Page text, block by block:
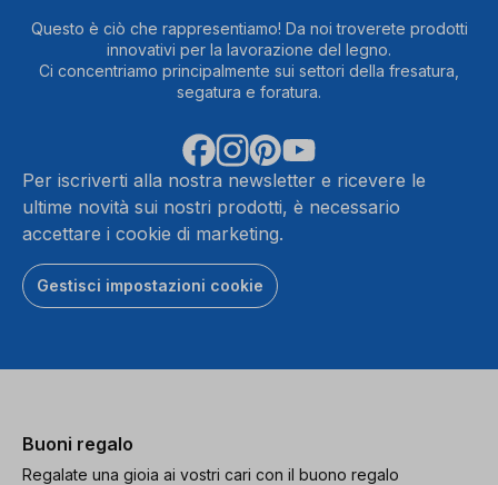
Questo è ciò che rappresentiamo! Da noi troverete prodotti
innovativi per la lavorazione del legno.
Ci concentriamo principalmente sui settori della fresatura,
segatura e foratura.
Per iscriverti alla nostra newsletter e ricevere le
ultime novità sui nostri prodotti, è necessario
accettare i cookie di marketing.
Gestisci impostazioni cookie
Buoni regalo
Regalate una gioia ai vostri cari con il buono regalo